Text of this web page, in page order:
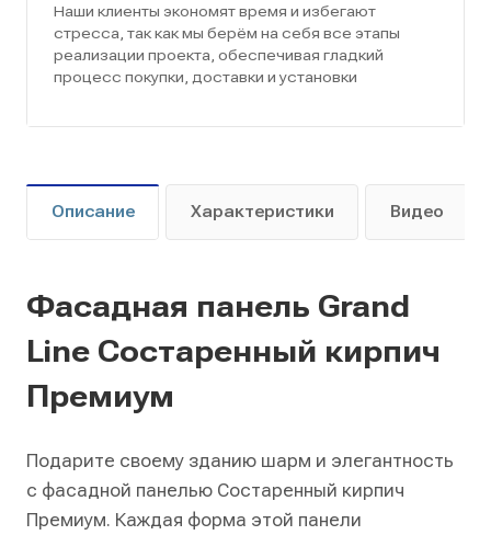
Наши клиенты экономят время и избегают
стресса, так как мы берём на себя все этапы
реализации проекта, обеспечивая гладкий
процесс покупки, доставки и установки
Описание Характеристики Видео
Фасадная панель Grand
Line Состаренный кирпич
Премиум
Подарите своему зданию шарм и элегантность
с фасадной панелью Состаренный кирпич
Премиум. Каждая форма этой панели